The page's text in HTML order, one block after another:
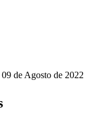
09 de Agosto de 2022